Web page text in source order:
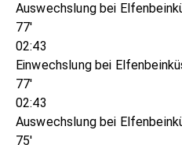
Auswechslung bei
77'
02:43
Einwechslung bei
77'
02:43
Auswechslung bei
75'